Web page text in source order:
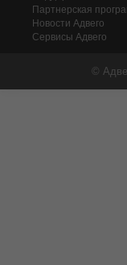
Партнерская
Новости Адвего
Сервисы Адвего
©